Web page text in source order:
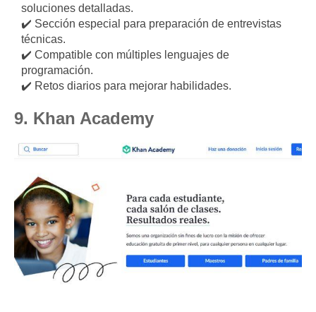
soluciones detalladas.
✔️ Sección especial para preparación de entrevistas
técnicas.
✔️ Compatible con múltiples lenguajes de
programación.
✔️ Retos diarios para mejorar habilidades.
9. Khan Academy